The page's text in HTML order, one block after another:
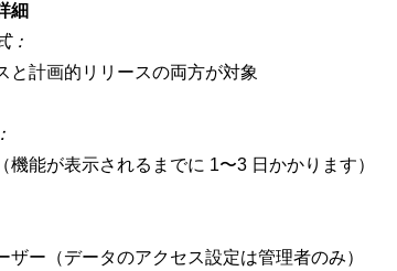
細
：
と計画的リリースの両方が対象
機能が表示されるまでに 1〜3 日かかります）
ザー（データのアクセス設定は管理者のみ）